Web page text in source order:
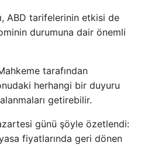
ABD tarifelerinin etkisi de
durumuna dair önemli
tarafından
herhangi bir duyuru
getirebilir.
günü şöyle özetlendi:
fiyatlarında geri dönen